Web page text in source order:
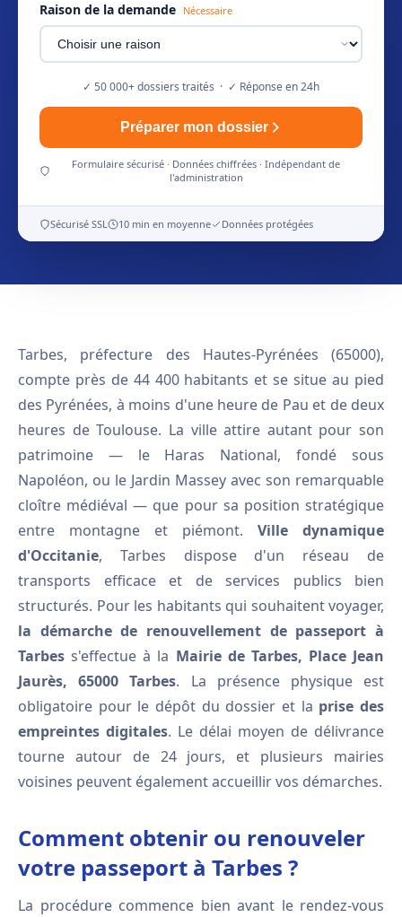
Raison de la demande Nécessaire
✓ 50 000+ dossiers traités · ✓ Réponse en 24h
Préparer mon dossier
Formulaire sécurisé · Données chiffrées · Indépendant de
l'administration
Sécurisé SSL 10 min en moyenne Données protégées
Tarbes, préfecture des Hautes-Pyrénées (65000),
compte près de 44 400 habitants et se situe au pied
des Pyrénées, à moins d'une heure de Pau et de deux
heures de Toulouse. La ville attire autant pour son
patrimoine — le Haras National, fondé sous
Napoléon, ou le Jardin Massey avec son remarquable
cloître médiéval — que pour sa position stratégique
entre montagne et piémont. Ville dynamique
d'Occitanie, Tarbes dispose d'un réseau de
transports efficace et de services publics bien
structurés. Pour les habitants qui souhaitent voyager,
la démarche de renouvellement de passeport à
Tarbes s'effectue à la Mairie de Tarbes, Place Jean
Jaurès, 65000 Tarbes. La présence physique est
obligatoire pour le dépôt du dossier et la prise des
empreintes digitales. Le délai moyen de délivrance
tourne autour de 24 jours, et plusieurs mairies
voisines peuvent également accueillir vos démarches.
Comment obtenir ou renouveler
votre passeport à Tarbes ?
La procédure commence bien avant le rendez-vous